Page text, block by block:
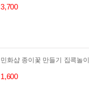
3,700
민화샵 종이꽃 만들기 집콕놀이
1,600